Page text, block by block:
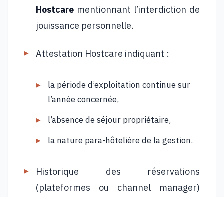
Hostcare mentionnant l’interdiction de
jouissance personnelle.
Attestation Hostcare indiquant :
la période d’exploitation continue sur
l’année concernée,
l’absence de séjour propriétaire,
la nature para-hôtelière de la gestion.
Historique des réservations
(plateformes ou channel manager)